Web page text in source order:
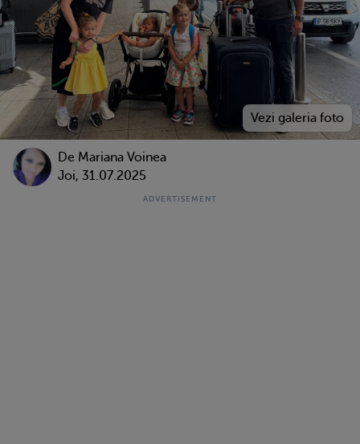
De Mariana Voinea
Joi, 31.07.2025